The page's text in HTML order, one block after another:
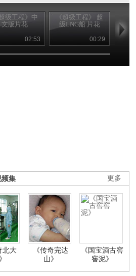
级工程》中
文版片花
02:53
《超级工程》 超
级LNG船 片花
00:29
超级
呈现
更多
频集
北大
《传奇完达
山》
《国宝酒古窖
窖泥》